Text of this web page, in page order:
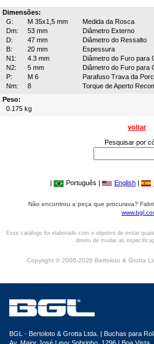
Dimensões:
G:
M 35x1,5 mm
Medida da Rosca
Dm:
53 mm
Diâmetro Externo
D:
47 mm
Diâmetro do Ressalto
B:
20 mm
Espessura
N1:
4.3 mm
Diâmetro do Furo para
N2:
5 mm
Diâmetro do Furo para
P:
M 6
Parafuso Trava da
Nm:
8
Torque de Aperto
Peso:
0.175 kg
voltar
Pesquisar por
| Português | English |
Não encontrou a peça que procurava?
Esse catálogo foi elaborado com o objetivo de evitar
direito de mudar as
Copyright © 2006-2026 Bertoloto & Grotta
BGL - Bertoloto & Grotta Ltda. | Buchas para